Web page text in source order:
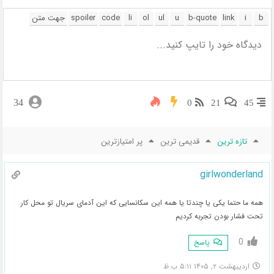
45
21
0
34
تازه ترین قدیمی ترین پر امتیازترین
girlwonderland
همه ما حتما یکی یا چندتا یا همه این سکانسایی که این آدمای سریال تو محل کار
تحت فشار بودن تجربه کردیم
0 پاسخ
اردیبهشت ۲, ۱۴۰۵ ۵:۱۱ ب.ظ